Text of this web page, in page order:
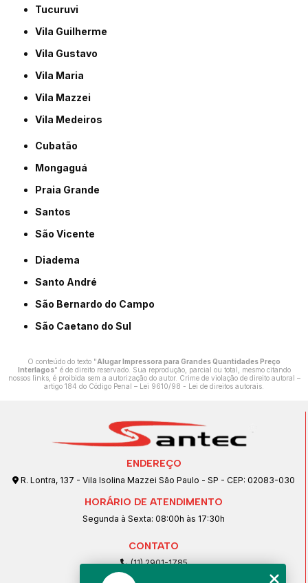
Tucuruvi
Vila Guilherme
Vila Gustavo
Vila Maria
Vila Mazzei
Vila Medeiros
Cubatão
Mongaguá
Praia Grande
Santos
São Vicente
Diadema
Santo André
São Bernardo do Campo
São Caetano do Sul
O conteúdo do texto "Alugar Impressora para Grandes Quantidades Preço
Interlagos" é de direito reservado. Sua reprodução, parcial ou total, mesmo citando
nossos links, é proibida sem a autorização do autor. Crime de violação de direito autoral –
artigo 184 do Código Penal – Lei 9610/98 - Lei de direitos autorais
ENDEREÇO
R. Lontra, 137 - Vila Isolina Mazzei São Paulo - SP - CEP: 02083-030
HORÁRIO DE ATENDIMENTO
Segunda à Sexta: 08:00h às 17:30h
CONTATO
(11) 2901-1785
(11) 99239-1832